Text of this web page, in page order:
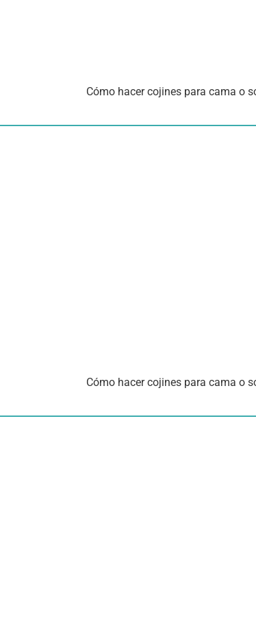
Cómo hacer cojines para cama o
Cómo hacer cojines para cama o